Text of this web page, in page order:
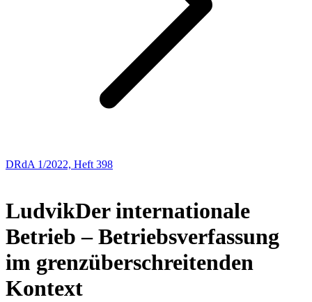
DRdA 1/2022, Heft 398
LudvikDer internationale
Betrieb – Betriebsverfassung
im grenzüberschreitenden
Kontext